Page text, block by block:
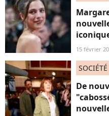
15 février
SOCIÉTÉ
De